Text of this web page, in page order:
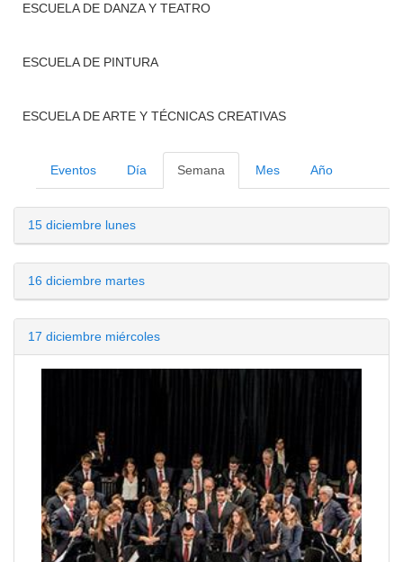
ESCUELA DE DANZA Y TEATRO
ESCUELA DE PINTURA
ESCUELA DE ARTE Y TÉCNICAS CREATIVAS
Eventos Día Semana Mes Año
15 diciembre lunes
16 diciembre martes
17 diciembre miércoles